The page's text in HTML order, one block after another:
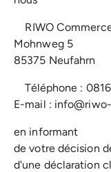
RIWO
Mohnweg 5
85375 Neufahrn
Téléphone :
E-mail :
en informant
de votre décision
d'une déclaration